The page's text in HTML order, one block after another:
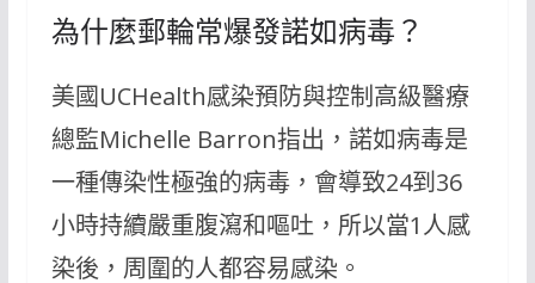
為什麼郵輪常爆發諾如病毒？
美國UCHealth感染預防與控制高級醫療
總監Michelle Barron指出，諾如病毒是
一種傳染性極強的病毒，會導致24到36
小時持續嚴重腹瀉和嘔吐，所以當1人感
染後，周圍的人都容易感染。